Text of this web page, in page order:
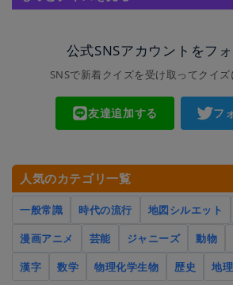
公式SNSアカウントをフ
SNSで新着クイズを受け取ってクイズ
友達追加する フ
人気のカテゴリ一覧
一般常識 時代の流行 地図シルエット
漫画アニメ
芸能 ジャニーズ 動物
漢字
数学 物理化学生物 歴史 地理